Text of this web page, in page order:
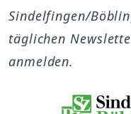
Sindelfingen/
täglichen
anmelden.